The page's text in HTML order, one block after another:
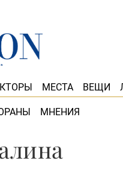
МЕСТА ВЕЩИ
МНЕНИЯ